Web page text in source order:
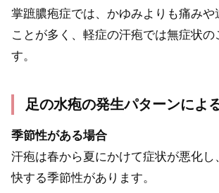
掌蹠膿疱症では、かゆみよりも痛みや
ことが多く、軽症の汗疱では無症状の
す。
足の水疱の発生パターンによ
季節性がある場合
汗疱は春から夏にかけて症状が悪化し
快する季節性があります。